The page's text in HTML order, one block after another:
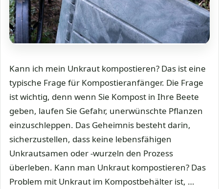
Kann ich mein Unkraut kompostieren? Das ist eine
typische Frage für Kompostieranfänger. Die Frage
ist wichtig, denn wenn Sie Kompost in Ihre Beete
geben, laufen Sie Gefahr, unerwünschte Pflanzen
einzuschleppen. Das Geheimnis besteht darin,
sicherzustellen, dass keine lebensfähigen
Unkrautsamen oder -wurzeln den Prozess
überleben. Kann man Unkraut kompostieren? Das
Problem mit Unkraut im Kompostbehälter ist, …